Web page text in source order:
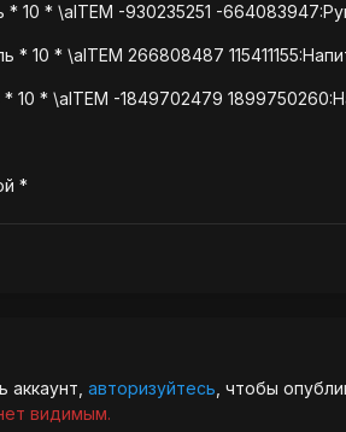
10 * \aITEM -930235251 -
10 * \aITEM 266808487
10 * \aITEM -1849702479
*
авторизуйтесь , чтобы
видимым.